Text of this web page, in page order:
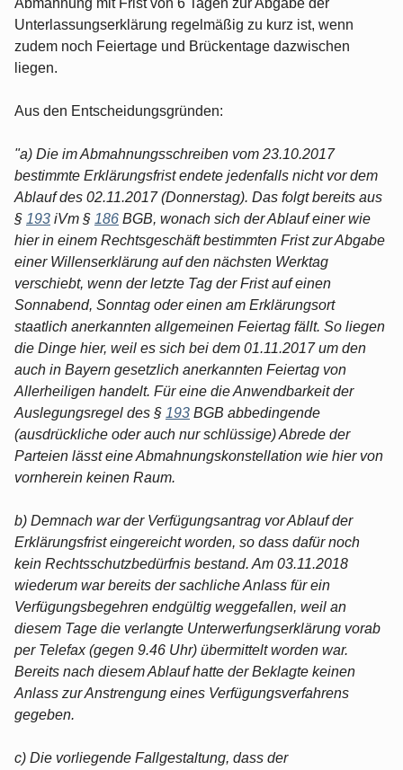
Abmahnung mit Frist von 6 Tagen zur Abgabe der
Unterlassungserklärung regelmäßig zu kurz ist, wenn
zudem noch Feiertage und Brückentage dazwischen
liegen.
Aus den Entscheidungsgründen:
"a) Die im Abmahnungsschreiben vom 23.10.2017
bestimmte Erklärungsfrist endete jedenfalls nicht vor dem
Ablauf des 02.11.2017 (Donnerstag). Das folgt bereits aus
§ 193 iVm § 186 BGB, wonach sich der Ablauf einer wie
hier in einem Rechtsgeschäft bestimmten Frist zur Abgabe
einer Willenserklärung auf den nächsten Werktag
verschiebt, wenn der letzte Tag der Frist auf einen
Sonnabend, Sonntag oder einen am Erklärungsort
staatlich anerkannten allgemeinen Feiertag fällt. So liegen
die Dinge hier, weil es sich bei dem 01.11.2017 um den
auch in Bayern gesetzlich anerkannten Feiertag von
Allerheiligen handelt. Für eine die Anwendbarkeit der
Auslegungsregel des § 193 BGB abbedingende
(ausdrückliche oder auch nur schlüssige) Abrede der
Parteien lässt eine Abmahnungskonstellation wie hier von
vornherein keinen Raum.
b) Demnach war der Verfügungsantrag vor Ablauf der
Erklärungsfrist eingereicht worden, so dass dafür noch
kein Rechtsschutzbedürfnis bestand. Am 03.11.2018
wiederum war bereits der sachliche Anlass für ein
Verfügungsbegehren endgültig weggefallen, weil an
diesem Tage die verlangte Unterwerfungserklärung vorab
per Telefax (gegen 9.46 Uhr) übermittelt worden war.
Bereits nach diesem Ablauf hatte der Beklagte keinen
Anlass zur Anstrengung eines Verfügungsverfahrens
gegeben.
c) Die vorliegende Fallgestaltung, dass der